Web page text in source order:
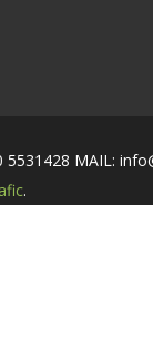
MAIL:
.